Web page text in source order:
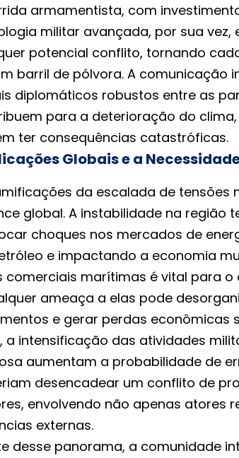
armamentista, com
militar avançada, por sua vez,
potencial conflito, tornando
barril de pólvora. A comunicação
diplomáticos robustos entre as
para a deterioração do
ter consequências catastróficas.
Globais e a
da escalada de tensões
global. A instabilidade na região
choques nos mercados de
e impactando a economia
comerciais marítimas é vital para o
ameaça a elas pode
e gerar perdas econômicas
a intensificação das atividades
aumentam a probabilidade de
desencadear um conflito de
envolvendo não apenas atores
externas.
desse panorama, a comunidade